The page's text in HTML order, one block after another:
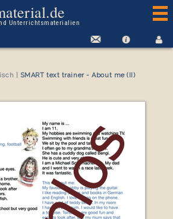
Unterrichtsmaterialien
SMART text trainer - About me (II)